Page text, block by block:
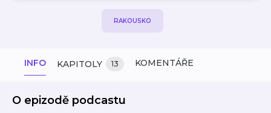
RAKOUSKO
INFO KAPITOLY 13 KOMENTÁŘE
O epizodě podcastu